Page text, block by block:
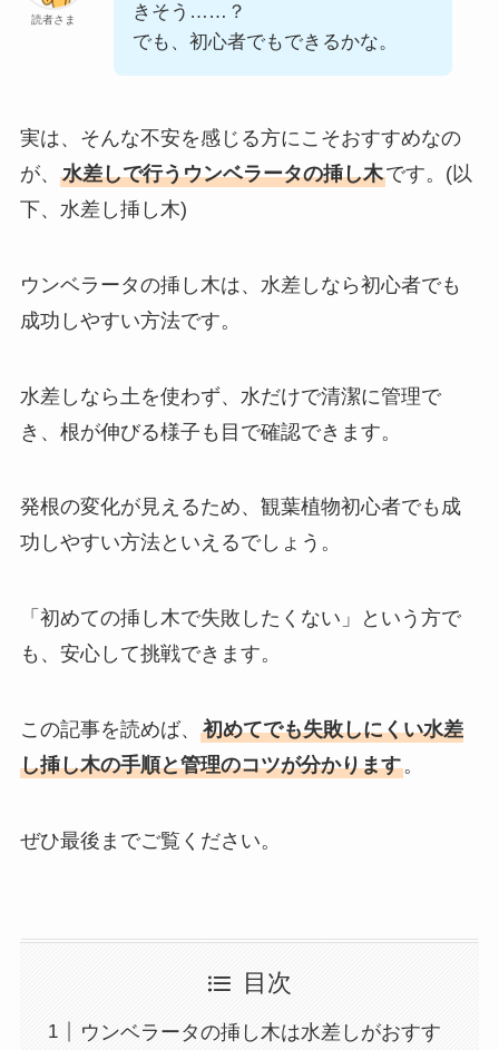
読者さま
きそう……？
でも、初心者でもできるかな。
実は、そんな不安を感じる方にこそおすすめなの
が、 水差しで行うウンベラータの挿し木です。(以
下、水差し挿し木)
ウンベラータの挿し木は、水差しなら初心者でも
成功しやすい方法です。
水差しなら土を使わず、水だけで清潔に管理で
き、根が伸びる様子も目で確認できます。
発根の変化が見えるため、観葉植物初心者でも成
功しやすい方法といえるでしょう。
「初めての挿し木で失敗したくない」という方で
も、安心して挑戦できます。
この記事を読めば、 初めてでも失敗しにくい水差
し挿し木の手順と管理のコツが分かります。
ぜひ最後までご覧ください。
目次
ウンベラータの挿し木は水差しがおすす